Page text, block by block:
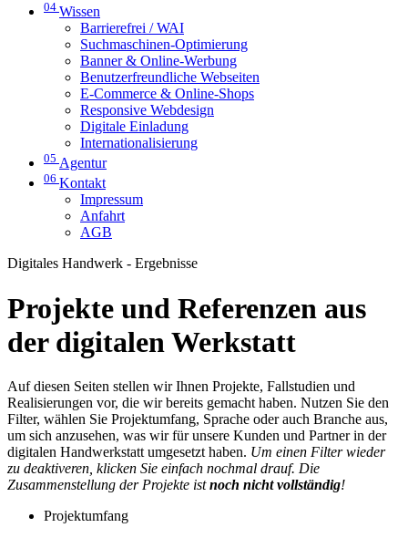
04 Wissen
Barrierefrei / WAI
Suchmaschinen-Optimierung
Banner & Online-Werbung
Benutzerfreundliche Webseiten
E-Commerce & Online-Shops
Responsive Webdesign
Digitale Einladung
Internationalisierung
05 Agentur
06 Kontakt
Impressum
Anfahrt
AGB
Digitales Handwerk - Ergebnisse
Projekte und Referenzen aus
der digitalen Werkstatt
Auf diesen Seiten stellen wir Ihnen Projekte, Fallstudien und
Realisierungen vor, die wir bereits gemacht haben. Nutzen Sie den
Filter, wählen Sie Projektumfang, Sprache oder auch Branche aus,
um sich anzusehen, was wir für unsere Kunden und Partner in der
digitalen Handwerkstatt umgesetzt haben. Um einen Filter wieder
zu deaktiveren, klicken Sie einfach nochmal drauf. Die
Zusammenstellung der Projekte istnoch nicht vollständig!
Projektumfang